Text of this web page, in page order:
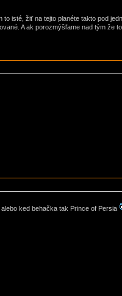
isté, žiť na tejto planéte takto pod
A ak porozmýšľame nad tým že
ked behačka tak Prince of Persia